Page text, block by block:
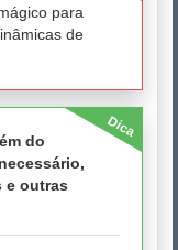
para
de
Dica
do
e outras